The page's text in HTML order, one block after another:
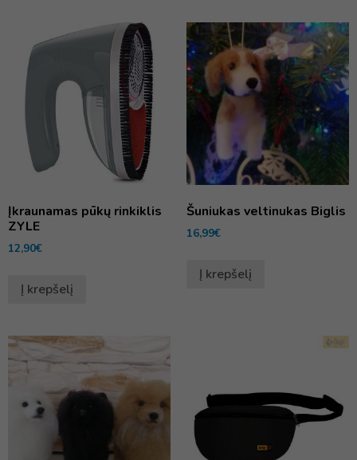
Įkraunamas pūkų rinkiklis
ZYLE
12,90€
Į krepšelį
Šuniukas veltinukas Biglis
16,99€
Į krepšelį